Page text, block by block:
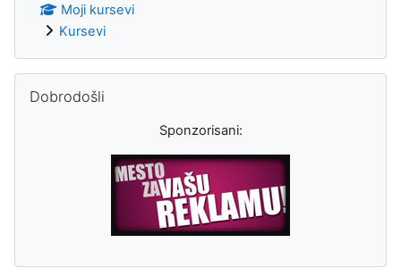
Moji kursevi
Kursevi
Dobrodošli
Sponzorisani: